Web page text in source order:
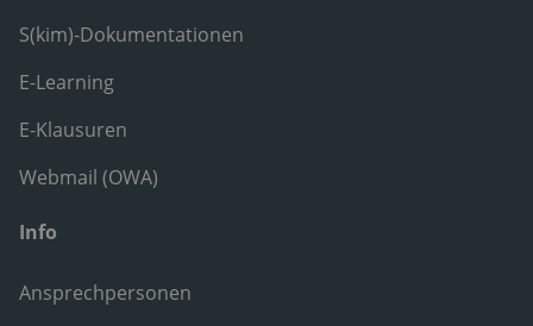
S(kim)-Dokumentationen
E-Learning
E-Klausuren
Webmail (OWA)
Info
Ansprechpersonen